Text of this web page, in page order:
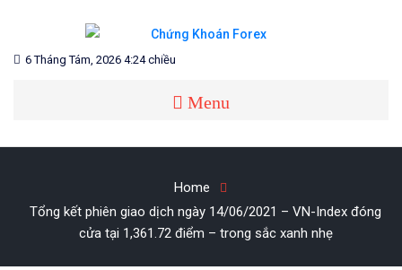
content
CHỨNG KHOÁN FOREX
Blog chia sẻ về Chứng Khoán và Forex
6 Tháng Tám, 2026 4:24 chiều
Menu
Home
Tổng kết phiên giao dịch ngày 14/06/2021 – VN-Index đóng
cửa tại 1,361.72 điểm – trong sắc xanh nhẹ